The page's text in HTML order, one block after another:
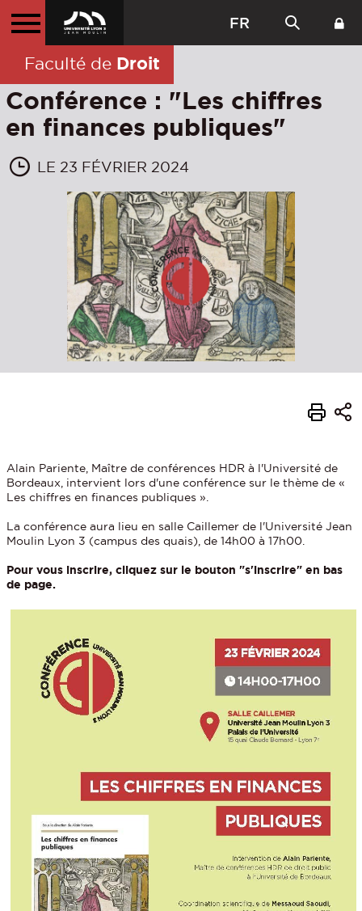
FR
Faculté de Droit
Conférence : "Les chiffres
en finances publiques"
LE 23 FÉVRIER 2024
Alain Pariente, Maître de conférences HDR à l'Université de
Bordeaux, intervient lors d'une conférence sur le thème de «
Les chiffres en finances publiques ».
La conférence aura lieu en salle Caillemer de l'Université Jean
Moulin Lyon 3 (campus des quais), de 14h00 à 17h00.
Pour vous inscrire, cliquez sur le bouton "s'inscrire" en bas
de page.